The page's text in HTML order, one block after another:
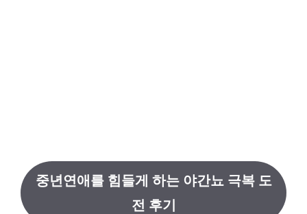
중년연애를 힘들게 하는 야간뇨 극복 도
전 후기